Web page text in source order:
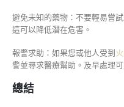
避免未知的藥物：不要輕易嘗
這可以降低潛在危害。
報警求助：如果您或他人受到
警並尋求醫療幫助。及早處理
總結